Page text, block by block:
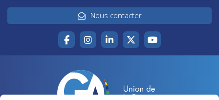
Nous contacter